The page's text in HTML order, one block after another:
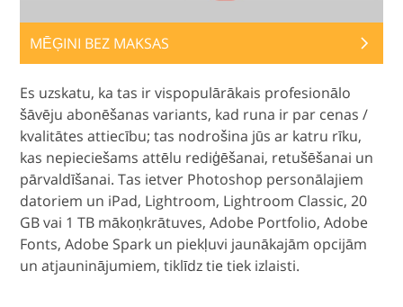
MĒĢINI BEZ MAKSAS
Es uzskatu, ka tas ir vispopulārākais profesionālo
šāvēju abonēšanas variants, kad runa ir par cenas /
kvalitātes attiecību; tas nodrošina jūs ar katru rīku,
kas nepieciešams attēlu rediģēšanai, retušēšanai un
pārvaldīšanai. Tas ietver Photoshop personālajiem
datoriem un iPad, Lightroom, Lightroom Classic, 20
GB vai 1 TB mākoņkrātuves, Adobe Portfolio, Adobe
Fonts, Adobe Spark un piekļuvi jaunākajām opcijām
un atjauninājumiem, tiklīdz tie tiek izlaisti.